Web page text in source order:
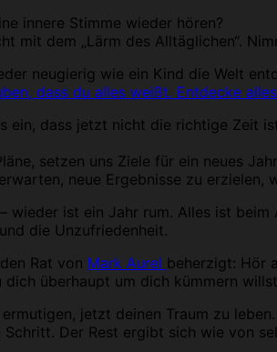
innere Stimme wieder hören?
mit dem „Lärm des Alltäglichen“.
neugierig wie ein Kind die Welt
dass du alles weißt. Entdecke
ein, dass jetzt nicht die richtige Zeit
setzen uns Ziele für ein neues
neue Ergebnisse zu erzielen,
wieder ist ein Jahr rum. Alles ist beim
die Unzufriedenheit.
Rat von Mark Aurel beherzigt: Hör
dich überhaupt um dich kümmern
jetzt deinen Traum zu leben.
Schritt. Der Rest ergibt sich wie von